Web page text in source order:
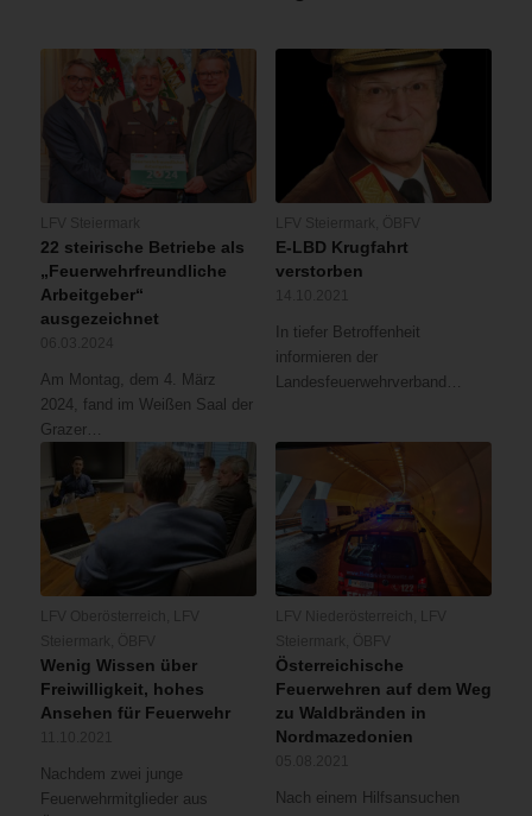
22 steirische Betriebe als
„Feuerwehrfreundliche
Arbeitgeber“
ausgezeichnet
Am Montag, dem 4. März
2024, fand im Weißen Saal der
Grazer…
E-LBD Krugfahrt
verstorben
In tiefer Betroffenheit
informieren der
Landesfeuerwehrverband…
Wenig Wissen über
Freiwilligkeit, hohes
Ansehen für Feuerwehr
Nachdem zwei junge
Feuerwehrmitglieder aus
Österreichische
Feuerwehren auf dem Weg
zu Waldbränden in
Nordmazedonien
Nach einem Hilfsansuchen